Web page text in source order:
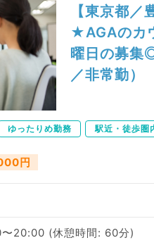
【東京都
★AGAのカ
曜日の募集
／非常勤）
ゆったりめ勤務 駅近・徒歩圏
円
〜20:00 (休憩時間: 60分)